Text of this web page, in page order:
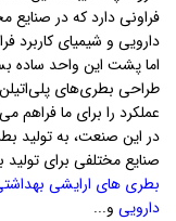
فراونی دارد که در صنایع
دارویی و شیمیای کاربرد
اما پشت این واحد ساده
طراحی بطری‌های
عملکرد را برای ما فراهم
در این صنعت، به تولید
صنایع مختلفی برای تولید
بطری های ارایشی
دارویی و...